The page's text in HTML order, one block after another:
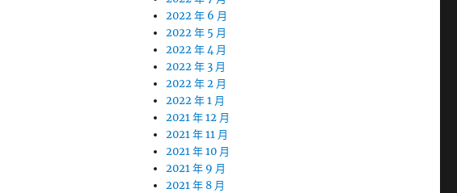
2022 年 6 月
2022 年 5 月
2022 年 4 月
2022 年 3 月
2022 年 2 月
2022 年 1 月
2021 年 12 月
2021 年 11 月
2021 年 10 月
2021 年 9 月
2021 年 8 月